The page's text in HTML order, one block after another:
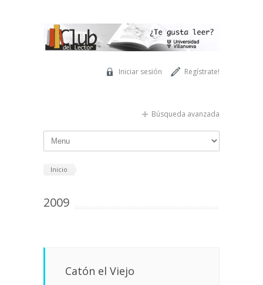
Regístrate!
Iniciar sesión
Búsqueda avanzada
Inicio
2009
Catón el Viejo